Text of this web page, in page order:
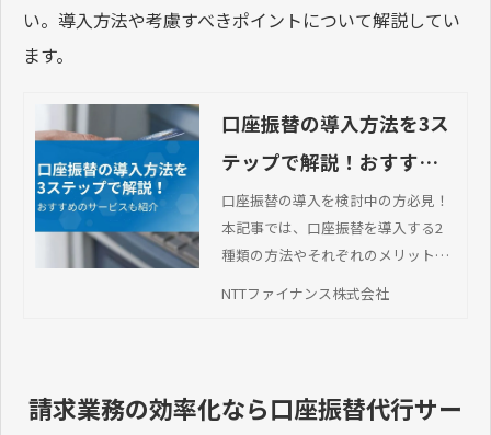
い。導入方法や考慮すべきポイントについて解説してい
ます。
口座振替の導入方法を3ス
テップで解説！おすすめ
のサービスも紹介
口座振替の導入を検討中の方必見！
本記事では、口座振替を導入する2
種類の方法やそれぞれのメリット・
デメリットを詳しく解説していま
NTTファイナンス株式会社
請求業務の効率化なら口座振替代行サー